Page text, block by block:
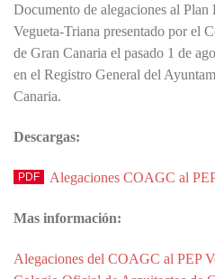
Documento de alegaciones al Plan
Vegueta-Triana presentado por el
de Gran Canaria el pasado 1 de
en el Registro General del
Canaria.
Descargas:
Alegaciones COAGC al
Mas información:
Alegaciones del COAGC al PEP